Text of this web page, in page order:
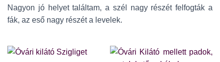
Nagyon jó helyet találtam, a szél nagy részét felfogták a
fák, az eső nagy részét a levelek.